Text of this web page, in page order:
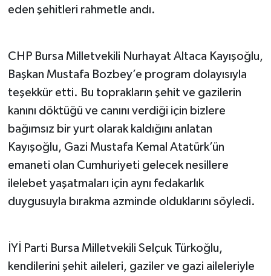
eden şehitleri rahmetle andı.
CHP Bursa Milletvekili Nurhayat Altaca Kayışoğlu,
Başkan Mustafa Bozbey’e program dolayısıyla
teşekkür etti. Bu toprakların şehit ve gazilerin
kanını döktüğü ve canını verdiği için bizlere
bağımsız bir yurt olarak kaldığını anlatan
Kayışoğlu, Gazi Mustafa Kemal Atatürk’ün
emaneti olan Cumhuriyeti gelecek nesillere
ilelebet yaşatmaları için aynı fedakarlık
duygusuyla bırakma azminde olduklarını söyledi.
İYİ Parti Bursa Milletvekili Selçuk Türkoğlu,
kendilerini şehit aileleri, gaziler ve gazi aileleriyle